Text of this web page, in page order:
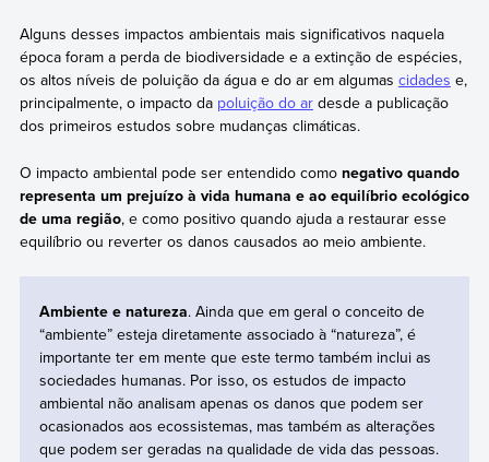
Alguns desses impactos ambientais mais significativos naquela
época foram a perda de biodiversidade e a extinção de espécies,
os altos níveis de poluição da água e do ar em algumas cidades e,
principalmente, o impacto da poluição do ardesde a publicação
dos primeiros estudos sobre mudanças climáticas.
O impacto ambiental pode ser entendido como negativo quando
representa um prejuízo à vida humana e ao equilíbrio ecológico
de uma região, e como positivo quando ajuda a restaurar esse
equilíbrio ou reverter os danos causados ao meio ambiente.
Ambiente e natureza. Ainda que em geral o conceito de
“ambiente” esteja diretamente associado à “natureza”, é
importante ter em mente que este termo também inclui as
sociedades humanas. Por isso, os estudos de impacto
ambiental não analisam apenas os danos que podem ser
ocasionados aos ecossistemas, mas também as alterações
que podem ser geradas na qualidade de vida das pessoas.